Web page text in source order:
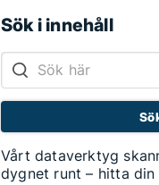
Sök i innehåll
Vårt dataverktyg
dygnet runt – hitta din